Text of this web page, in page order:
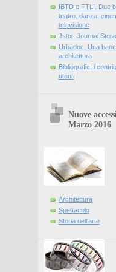
IBTD e FTLI. Due
teatro, danza,
televisione
Jstor. Journal
Urbadoc. Una
architettura
Bibliografie: i
utenti
Nuove
Marzo 2016
Architettura
Spettacolo
Storia dell'arte